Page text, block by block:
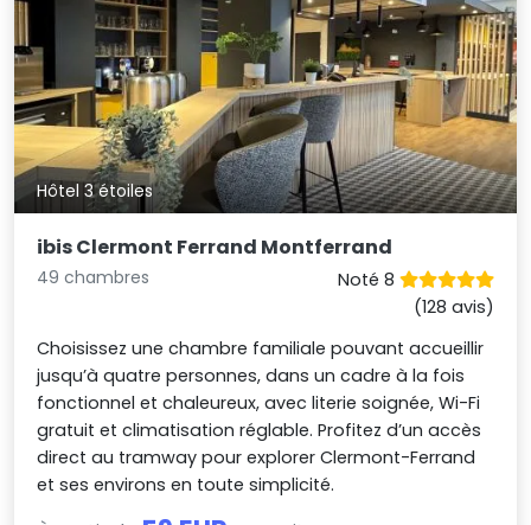
Hôtel 3 étoiles
ibis Clermont Ferrand Montferrand
49 chambres
Noté 8
(128 avis)
Choisissez une chambre familiale pouvant accueillir
jusqu’à quatre personnes, dans un cadre à la fois
fonctionnel et chaleureux, avec literie soignée, Wi-Fi
gratuit et climatisation réglable. Profitez d’un accès
direct au tramway pour explorer Clermont-Ferrand
et ses environs en toute simplicité.